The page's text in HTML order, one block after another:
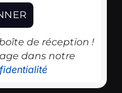
de réception !
dans notre